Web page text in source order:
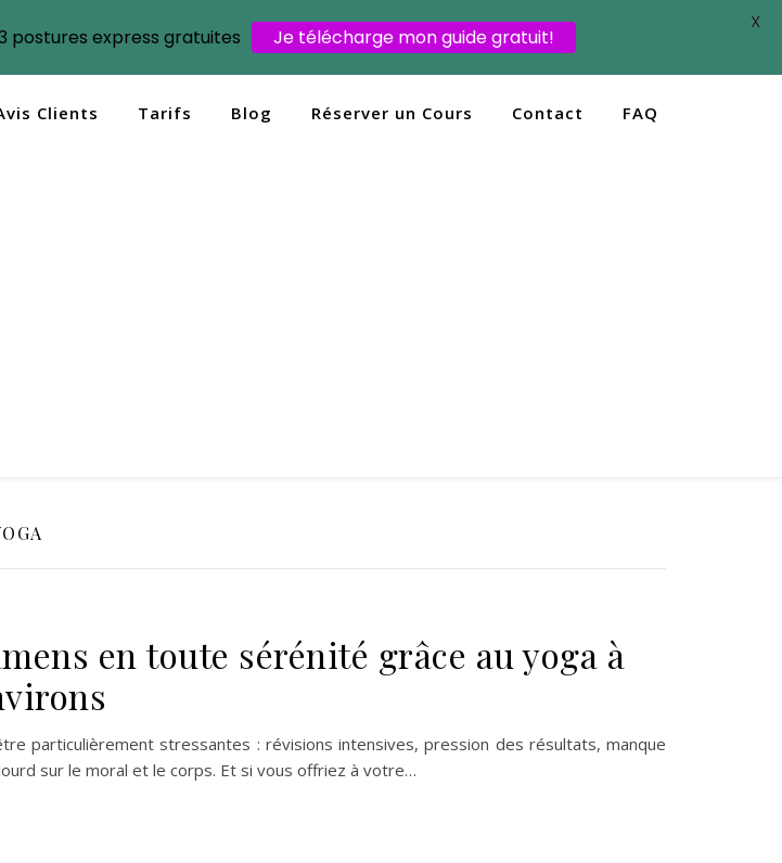
Clients Tarifs Blog Réserver un Cours Contact FAQ
en toute sérénité grâce au yoga à
particulièrement stressantes : révisions intensives, pression des résultats, manque
sur le moral et le corps. Et si vous offriez à votre…
postures express gratuites Je télécharge mon guide gratuit!
X